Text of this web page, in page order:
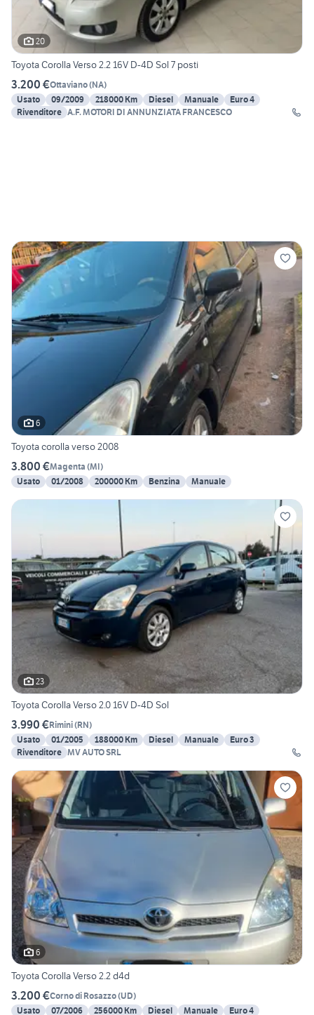
20
Toyota Corolla Verso 2.2 16V D-4D Sol 7 posti
3.200 €Ottaviano(NA)
Usato
09/2009 218000 Km Diesel Manuale
Euro 4
Rivenditore A.F. MOTORI DI ANNUNZIATA FRANCESCO
6
Toyota corolla verso 2008
3.800 €Magenta (MI)
Usato
01/2008 200000 Km Benzina Manuale
23
Toyota Corolla Verso 2.0 16V D-4D Sol
3.990 €Rimini(RN)
Usato
01/2005 188000 Km Diesel Manuale
Euro 3
Rivenditore MV AUTO SRL
6
Toyota Corolla Verso 2.2 d4d
3.200 €Corno di Rosazzo(UD)
Usato
07/2006 256000 Km Diesel Manuale Euro 4